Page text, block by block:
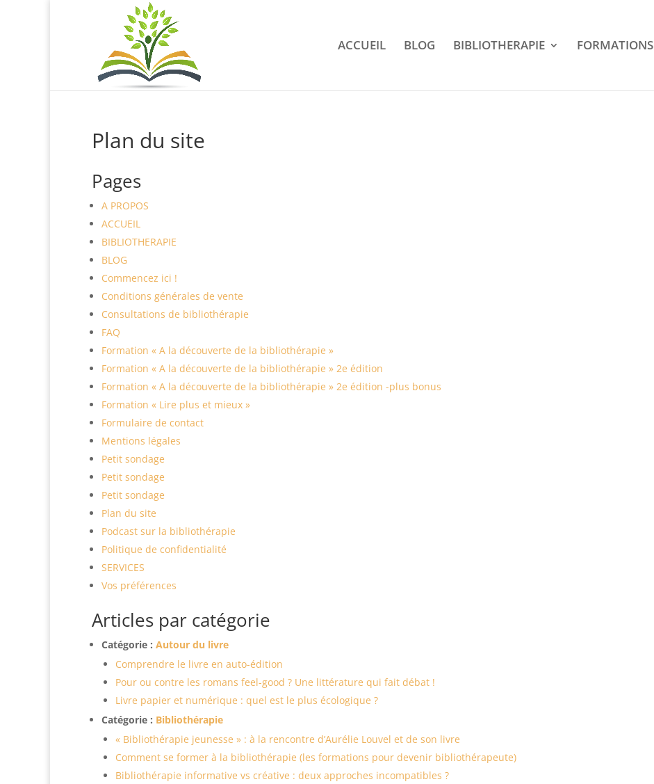
ACCUEIL BLOG BIBLIOTHERAPIE FORMATIONS
Plan du site
Pages
A PROPOS
ACCUEIL
BIBLIOTHERAPIE
BLOG
Commencez ici !
Conditions générales de vente
Consultations de bibliothérapie
FAQ
Formation « A la découverte de la bibliothérapie »
Formation « A la découverte de la bibliothérapie » 2e édition
Formation « A la découverte de la bibliothérapie » 2e édition -plus bonus
Formation « Lire plus et mieux »
Formulaire de contact
Mentions légales
Petit sondage
Petit sondage
Petit sondage
Plan du site
Podcast sur la bibliothérapie
Politique de confidentialité
SERVICES
Vos préférences
Articles par catégorie
Catégorie : Autour du livre
Comprendre le livre en auto-édition
Pour ou contre les romans feel-good ? Une littérature qui fait débat !
Livre papier et numérique : quel est le plus écologique ?
Catégorie : Bibliothérapie
« Bibliothérapie jeunesse » : à la rencontre d’Aurélie Louvel et de son livre
Comment se former à la bibliothérapie (les formations pour devenir bibliothérapeute)
Bibliothérapie informative vs créative : deux approches incompatibles ?